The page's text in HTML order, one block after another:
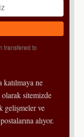
transfered to
katılmaya ne
sitemizde
gelişmeler ve
alıyor.